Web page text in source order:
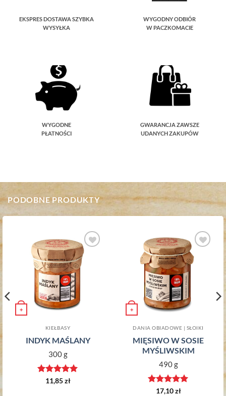
EKSPRES DOSTAWA SZYBKA
WYSYŁKA
WYGODNY ODBIÓR
W PACZKOMACIE
WYGODNE
PŁATNOŚCI
GWARANCJA ZAWSZE
UDANYCH ZAKUPÓW
PODOBNE PRODUKTY
Dodaj do
ulubionych
+
KIEŁBASY
INDYK MAŚLANY
300 g
Oceniono
11,85zł
Dodaj do
ulubionych
+
DANIA OBIADOWE | SŁOIKI
MIĘSIWO W SOSIE
MYŚLIWSKIM
490 g
Oceniono
17,10zł